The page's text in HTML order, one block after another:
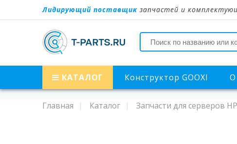
Лидирующий поставщик запчастей и
КАТАЛОГ Конструктор GOOXI О
Главная Каталог Запчасти для серверов HP